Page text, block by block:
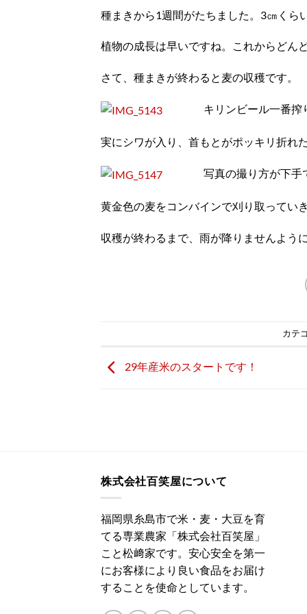
種まきから1週間がたちました。3㎝くら
植物の成長は早いですね。これからどん
さて、種まきが終わると麦の収穫です。
キリンビール一番
実にシワが入り、首もとがポッキリ折れ
写真の撮り方が下手
黄金色の麦をコンバインで刈り取ってい
収穫が終わるまで、雨が降りませんよう
カテ
29年産米のスタートです！
株式会社百笑屋について
福岡県糸島市で米・麦・大豆を育
てる専業農家「株式会社百笑屋」
こと松﨑家です。安心安全を第一
にお客様により良い食品をお届け
することを使命としています。